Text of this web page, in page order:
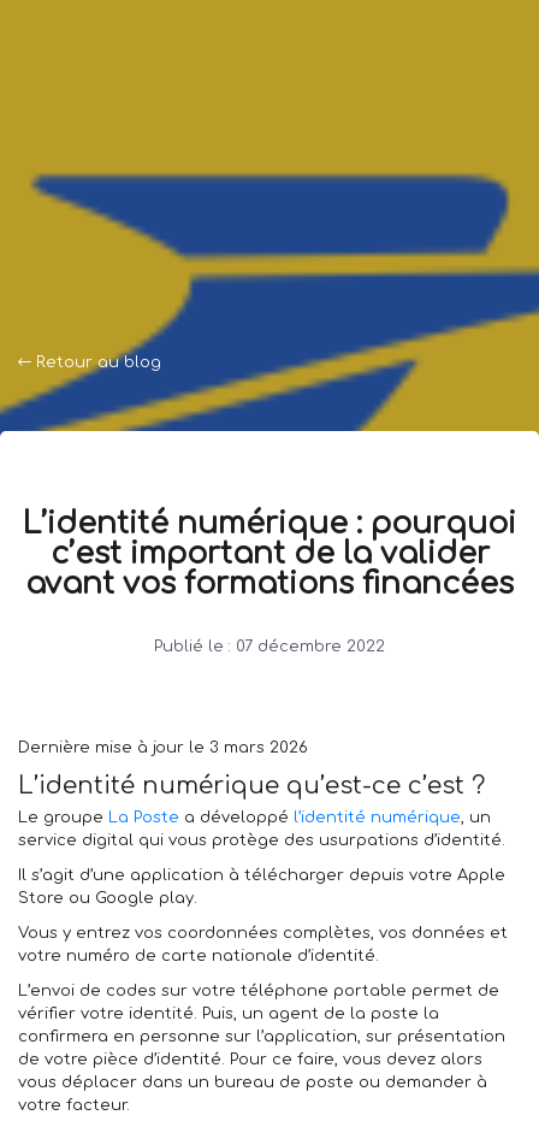
Retour au blog
L’identité numérique : pourquoi
c’est important de la valider
avant vos formations financées
Publié le : 07 décembre 2022
Dernière mise à jour le 3 mars 2026
L’identité numérique qu’est-ce c’est ?
Le groupe La Poste a développé l’identité numérique, un
service digital qui vous protège des usurpations d’identité.
Il s’agit d’une application à télécharger depuis votre Apple
Store ou Google play.
Vous y entrez vos coordonnées complètes, vos données et
votre numéro de carte nationale d’identité.
L’envoi de codes sur votre téléphone portable permet de
vérifier votre identité. Puis, un agent de la poste la
confirmera en personne sur l’application, sur présentation
de votre pièce d’identité. Pour ce faire, vous devez alors
vous déplacer dans un bureau de poste ou demander à
votre facteur.